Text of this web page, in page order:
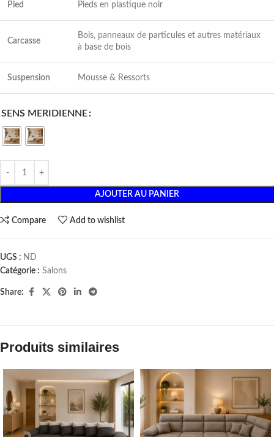
Pied Pieds en plastique noir
Carcasse
Bois, panneaux de particules et autres matériaux
à base de bois
Suspension Mousse & Ressorts
SENS MERIDIENNE
AJOUTER AU PANIER
Compare Add to wishlist
UGS : ND
Catégorie : Salons
Share:
Produits similaires